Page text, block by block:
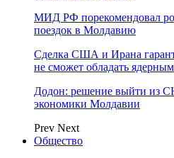
МИД РФ порекомендовал
поездок в Молдавию
Сделка США и Ирана
не сможет обладать
Додон: решение выйти из
экономики Молдавии
Prev Next
Общество